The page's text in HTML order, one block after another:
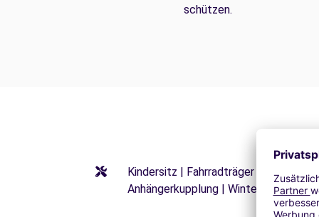
schützen.
Kindersitz | Fahrradträger |
Anhängerkupplung | Winterreifen